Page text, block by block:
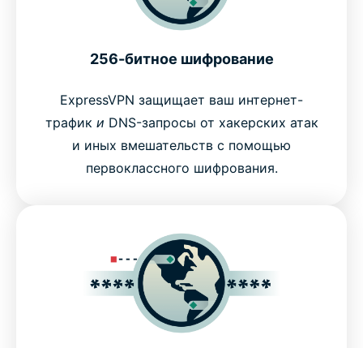
256-битное шифрование
ExpressVPN защищает ваш интернет-
трафик и DNS-запросы от хакерских атак
и иных вмешательств с помощью
первоклассного шифрования.